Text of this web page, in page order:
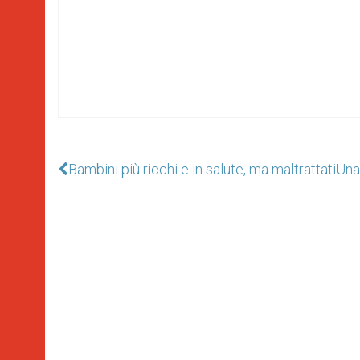
Bambini più ricchi e in salute, ma maltrattati